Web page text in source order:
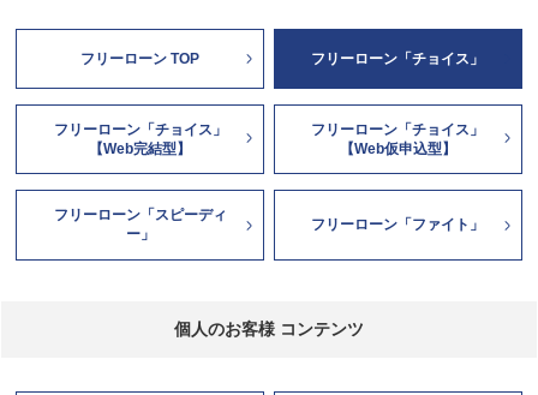
フリーローン TOP フリーローン「チョイス」
フリーローン「チョイス」
【Web完結型】
フリーローン「チョイス」
【Web仮申込型】
フリーローン「スピーディ
ー」
フリーローン「ファイト」
個人のお客様 コンテンツ